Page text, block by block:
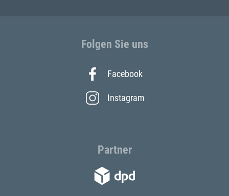
Folgen Sie uns
Facebook
Instagram
Partner